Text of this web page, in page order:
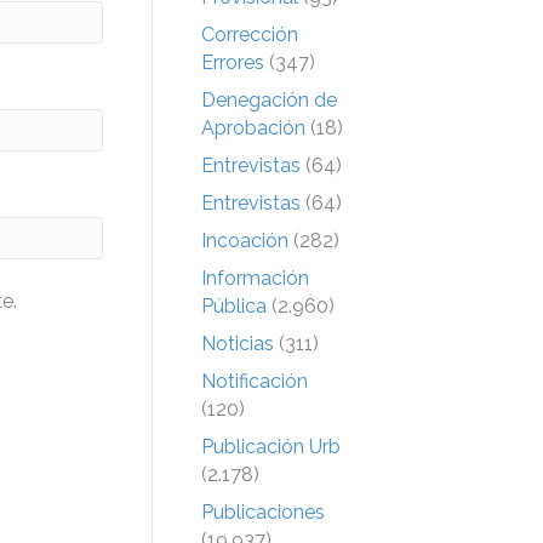
Corrección
Errores (347)
Denegación de
Aprobación (18)
Entrevistas (64)
Entrevistas (64)
Incoación (282)
Información
Pública (2.960)
Noticias (311)
Notificación
(120)
Publicación Urb
(2.178)
Publicaciones